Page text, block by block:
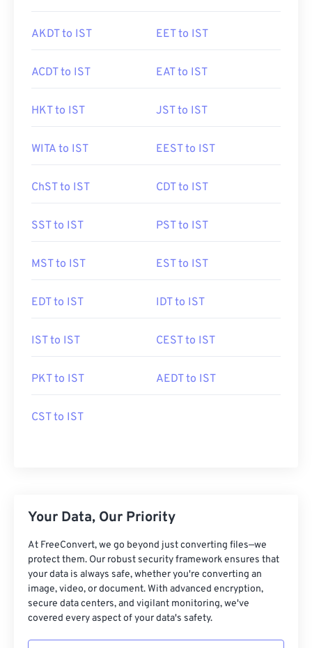
AKDT to IST EET to IST
ACDT to IST EAT to IST
HKT to IST JST to IST
WITA to IST EEST to IST
ChST to IST CDT to IST
SST to IST PST to IST
MST to IST EST to IST
EDT to IST IDT to IST
IST to IST CEST to IST
PKT to IST AEDT to IST
CST to IST
Your Data, Our Priority
At FreeConvert, we go beyond just converting files—we
protect them. Our robust security framework ensures that
your data is always safe, whether you're converting an
image, video, or document. With advanced encryption,
secure data centers, and vigilant monitoring, we've
covered every aspect of your data's safety.